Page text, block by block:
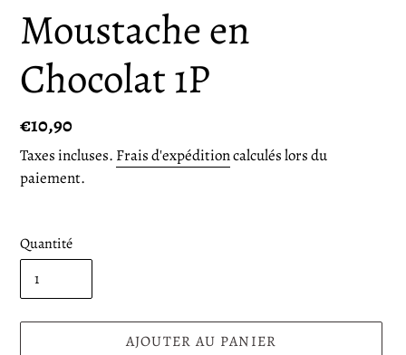
Moustache en
Chocolat 1P
Prix
normal
€10,90
Taxes incluses. Frais d'expéditioncalculés lors du
paiement.
Quantité
AJOUTER AU PANIER